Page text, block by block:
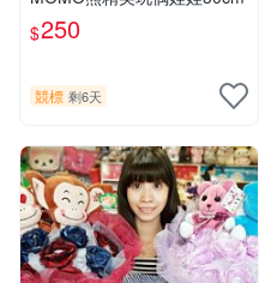
$250
競標 剩6天